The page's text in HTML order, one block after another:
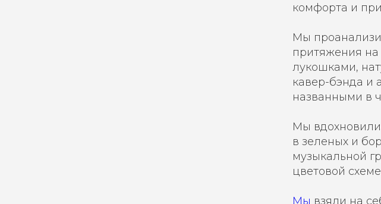
комфорта и
Мы
притяжения
лукошками,
кавер-бэнда и
названными в
Мы
в зеленых и
музыкальной
цветовой
Мы взяли на